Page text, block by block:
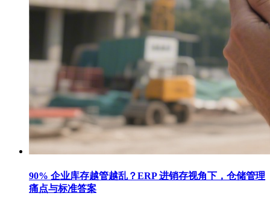
90% 企业库存越管越乱？ERP 进销存视角下，仓储管理
痛点与标准答案